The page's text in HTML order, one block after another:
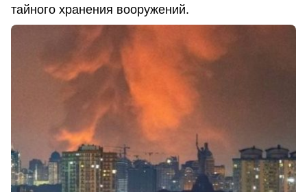
тайного хранения вооружений.